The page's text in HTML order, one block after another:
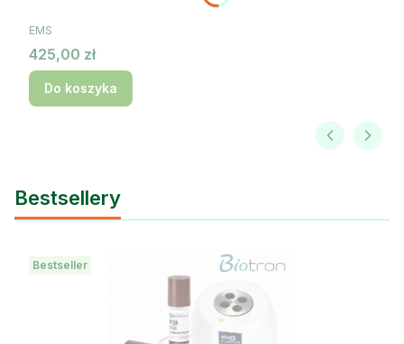
PRODUCENT
EMS
Cena
425,00 zł
Do koszyka
Bestsellery
Bestseller